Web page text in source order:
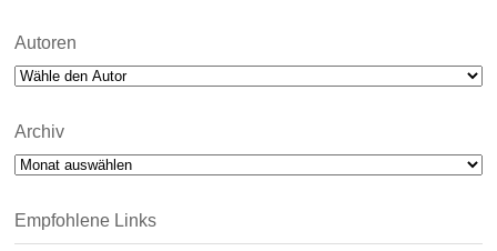
Autoren
Archiv
Archiv
Empfohlene Links